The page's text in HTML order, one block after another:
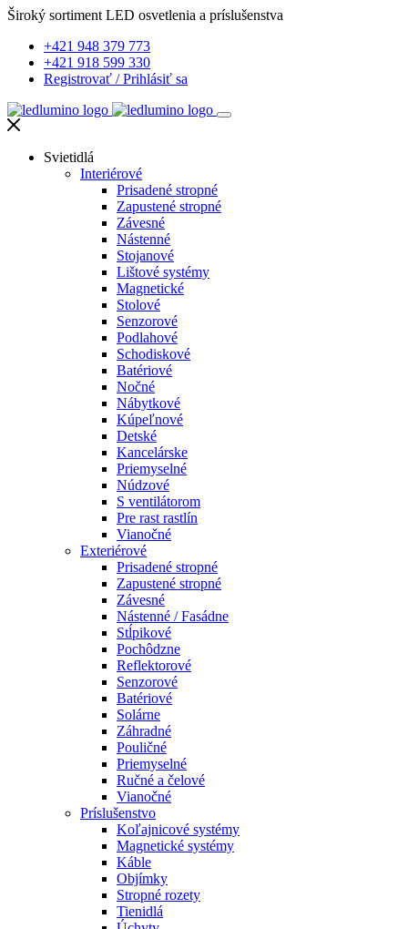
Široký sortiment LED osvetlenia a príslušenstva
+421 948 379 773
+421 918 599 330
Registrovať /Prihlásiť sa
Svietidlá
Interiérové
Prisadené stropné
Zapustené stropné
Závesné
Nástenné
Stojanové
Lištové systémy
Magnetické
Stolové
Senzorové
Podlahové
Schodiskové
Batériové
Nočné
Nábytkové
Kúpeľnové
Detské
Kancelárske
Priemyselné
Núdzové
S ventilátorom
Pre rast rastlín
Vianočné
Exteriérové
Prisadené stropné
Zapustené stropné
Závesné
Nástenné / Fasádne
Stĺpikové
Pochôdzne
Reflektorové
Senzorové
Batériové
Solárne
Záhradné
Pouličné
Priemyselné
Ručné a čelové
Vianočné
Príslušenstvo
Koľajnicové systémy
Magnetické systémy
Káble
Objímky
Stropné rozety
Tienidlá